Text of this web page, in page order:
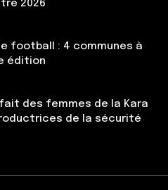
2026
football : 4 communes à
édition
fait des femmes de la Kara
de la sécurité